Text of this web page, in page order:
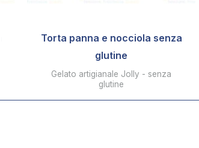
Torta panna e nocciola senza
glutine
Gelato artigianale Jolly - senza
glutine